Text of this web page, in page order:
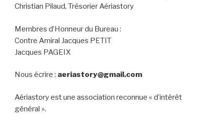
Christian Pilaud, Trésorier Aériastory
Membres d’Honneur du Bureau :
Contre Amiral Jacques PETIT
Jacques PAGEIX
Nous écrire : aeriastory@gmail.com
Aériastory est une association reconnue « d’intérêt
général ».